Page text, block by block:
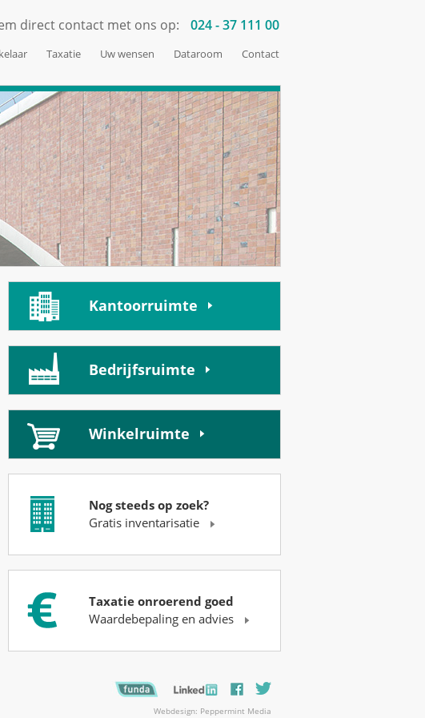
direct contact met ons op: 024 - 37 111 00
Taxatie Uw wensen Dataroom Contact
Kantoorruimte
Bedrijfsruimte
Winkelruimte
Nog steeds op zoek?
Gratis inventarisatie
Taxatie onroerend goed
Waardebepaling en advies
Webdesign: Peppermint Media